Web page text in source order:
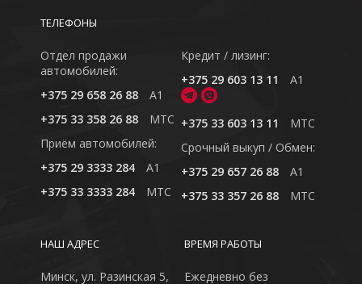
ТЕЛЕФОНЫ
Отдел продажи
автомобилей:
+375 29 658 26 88
A1
+375 33 358 26 88
MTC
Приём автомобилей:
+375 29 3333 284
A1
+375 33 3333 284
MTC
Кредит / лизинг:
+375 29 603 13 11
A1
+375 33 603 13 11
MTC
Cрочный выкуп / Обмен:
+375 29 657 26 88
A1
+375 33 357 26 88
MTC
ВРЕМЯ РАБОТЫ
Ежедневно без
НАШ АДРЕС
Минск, ул. Разинская 5,